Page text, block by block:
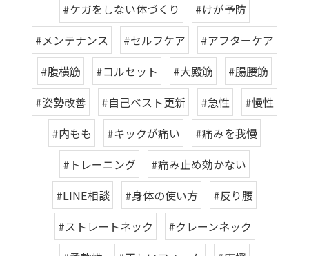
#ケガをしない体づくり
#けが予防
#メンテナンス
#セルフケア
#アフターケア
#腹横筋
#コルセット #大殿筋
#腸腰筋
#姿勢改善
#自己ベスト更新 #急性
#慢性
#内もも
#キックが痛い
#痛みを我慢
#トレーニング
#痛み止め効かない
#LINE相談
#身体の使い方
#反り腰
#ストレートネック
#クレーンネック